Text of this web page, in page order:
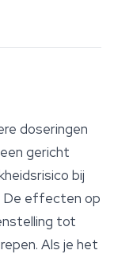
doseringen
gericht
bij
De effecten op
tot
Als je het